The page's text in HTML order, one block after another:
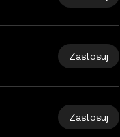
Zastosuj
Zastosuj